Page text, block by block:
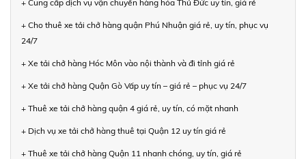
+ Cung cấp dịch vụ vận chuyển hàng hóa Thủ Đức uy tín, giá rẻ
+ Cho thuê xe tải chở hàng quận Phú Nhuận giá rẻ, uy tín, phục vụ
24/7
+ Xe tải chở hàng Hóc Môn vào nội thành và đi tỉnh giá rẻ
+ Xe tải chở hàng Quận Gò Vấp uy tín – giá rẻ – phục vụ 24/7
+ Thuê xe tải chở hàng quận 4 giá rẻ, uy tín, có mặt nhanh
+ Dịch vụ xe tải chở hàng thuê tại Quận 12 uy tín giá rẻ
+ Thuê xe tải chở hàng Quận 11 nhanh chóng, uy tín, giá rẻ